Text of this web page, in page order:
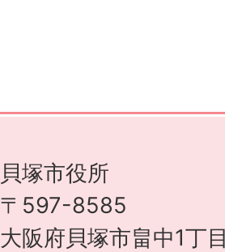
貝塚市役所
〒597-8585
大阪府貝塚市畠中1丁